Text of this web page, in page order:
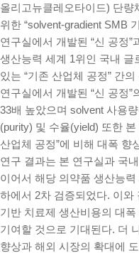
올리고뉴클레오타이드) 단량
위한 “solvent-gradient SMB
연구실에서 개발된 “신 공정”
생산능력 세계 1위인 국내 글
있는 “기존 산업체 공정” 간의
연구실에서 개발된 “신 공정”
33배 높았으며 solvent 사용
(purity) 및 수율(yield) 또한
산업체 공정”에 비해 대폭 향
연구 결과는 본 연구실과 국
이어서 해당 의약품 생산능
하에서 2차 검증되었다. 이
기반 치료제 생산비용의 대
기여할 것으로 기대된다. 더
향상과 해외 시장의 확대에